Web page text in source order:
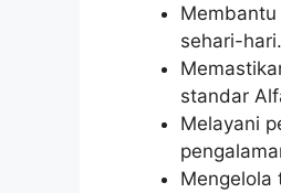
sehari-hari.
standar
Melayani
Mengelola